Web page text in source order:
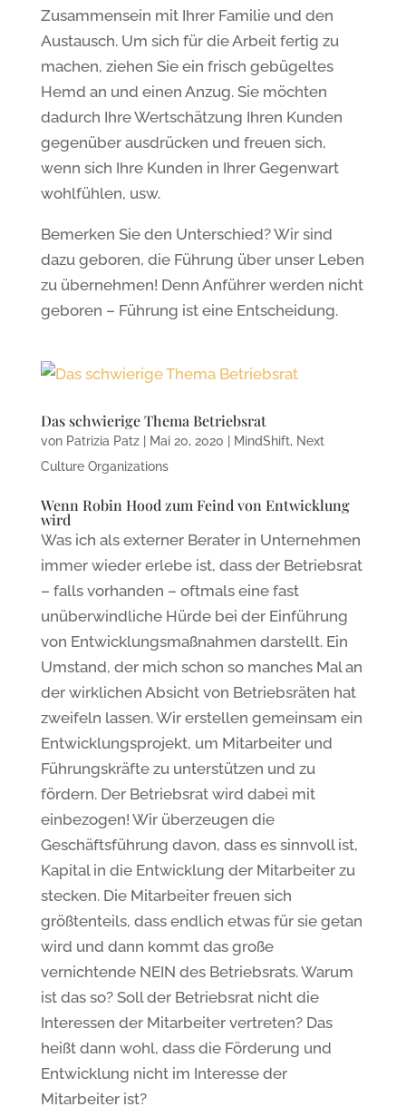
Zusammensein mit Ihrer Familie und den
Austausch. Um sich für die Arbeit fertig zu
machen, ziehen Sie ein frisch gebügeltes
Hemd an und einen Anzug. Sie möchten
dadurch Ihre Wertschätzung Ihren Kunden
gegenüber ausdrücken und freuen sich,
wenn sich Ihre Kunden in Ihrer Gegenwart
wohlfühlen, usw.
Bemerken Sie den Unterschied? Wir sind
dazu geboren, die Führung über unser Leben
zu übernehmen! Denn Anführer werden nicht
geboren – Führung ist eine Entscheidung.
Das schwierige Thema Betriebsrat
von Patrizia Patz| Mai 20, 2020 MindShift, Next
Culture Organizations
Wenn Robin Hood zum Feind von Entwicklung
wird
Was ich als externer Berater in Unternehmen
immer wieder erlebe ist, dass der Betriebsrat
– falls vorhanden – oftmals eine fast
unüberwindliche Hürde bei der Einführung
von Entwicklungsmaßnahmen darstellt. Ein
Umstand, der mich schon so manches Mal an
der wirklichen Absicht von Betriebsräten hat
zweifeln lassen. Wir erstellen gemeinsam ein
Entwicklungsprojekt, um Mitarbeiter und
Führungskräfte zu unterstützen und zu
fördern. Der Betriebsrat wird dabei mit
einbezogen! Wir überzeugen die
Geschäftsführung davon, dass es sinnvoll ist,
Kapital in die Entwicklung der Mitarbeiter zu
stecken. Die Mitarbeiter freuen sich
größtenteils, dass endlich etwas für sie getan
wird und dann kommt das große
vernichtende NEIN des Betriebsrats. Warum
ist das so? Soll der Betriebsrat nicht die
Interessen der Mitarbeiter vertreten? Das
heißt dann wohl, dass die Förderung und
Entwicklung nicht im Interesse der
Mitarbeiter ist?